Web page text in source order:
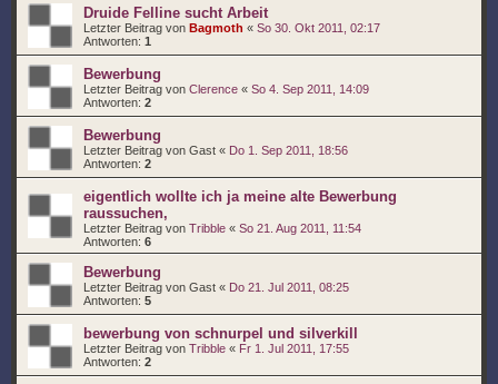
Druide Felline sucht Arbeit
Letzter Beitrag von Bagmoth « So 30. Okt 2011, 02:17
Antworten: 1
Bewerbung
Letzter Beitrag von Clerence « So 4. Sep 2011, 14:09
Antworten: 2
Bewerbung
Letzter Beitrag von Gast « Do 1. Sep 2011, 18:56
Antworten: 2
eigentlich wollte ich ja meine alte Bewerbung
raussuchen,
Letzter Beitrag von Tribble « So 21. Aug 2011, 11:54
Antworten: 6
Bewerbung
Letzter Beitrag von Gast « Do 21. Jul 2011, 08:25
Antworten: 5
bewerbung von schnurpel und silverkill
Letzter Beitrag von Tribble « Fr 1. Jul 2011, 17:55
Antworten: 2